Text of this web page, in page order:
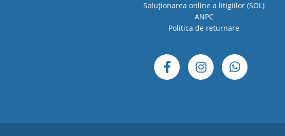
Soluționarea online a litigiilor (SOL)
ANPC
Politica de returnare